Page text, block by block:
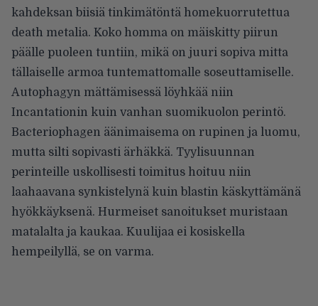
kahdeksan biisiä tinkimätöntä homekuorrutettua
death metalia. Koko homma on mäiskitty piirun
päälle puoleen tuntiin, mikä on juuri sopiva mitta
tällaiselle armoa tuntemattomalle soseuttamiselle.
Autophagyn mättämisessä löyhkää niin
Incantationin kuin vanhan suomikuolon perintö.
Bacteriophagen äänimaisema on rupinen ja luomu,
mutta silti sopivasti ärhäkkä. Tyylisuunnan
perinteille uskollisesti toimitus hoituu niin
laahaavana synkistelynä kuin blastin käskyttämänä
hyökkäyksenä. Hurmeiset sanoitukset muristaan
matalalta ja kaukaa. Kuulijaa ei kosiskella
hempeilyllä, se on varma.